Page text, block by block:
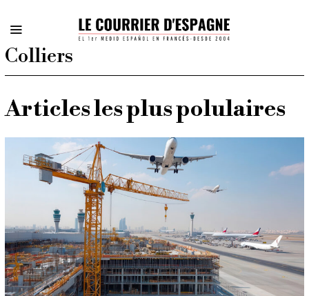
Colliers
Articles les plus polulaires